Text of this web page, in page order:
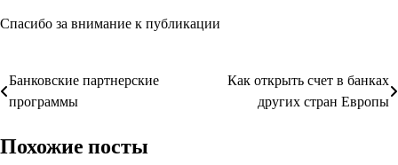
Спасибо за внимание к публикации
Навигация
по
записям
Банковские партнерские
программы
Как открыть счет в банках
других стран Европы
Похожие посты